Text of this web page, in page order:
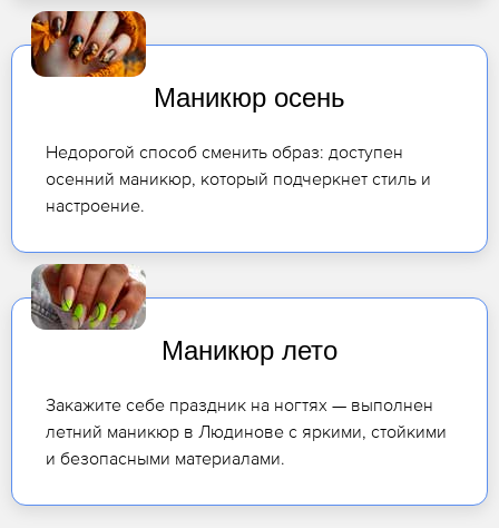
Маникюр осень
Недорогой способ сменить образ: доступен
осенний маникюр, который подчеркнет стиль и
настроение.
Маникюр лето
Закажите себе праздник на ногтях — выполнен
летний маникюр в Людинове с яркими, стойкими
и безопасными материалами.